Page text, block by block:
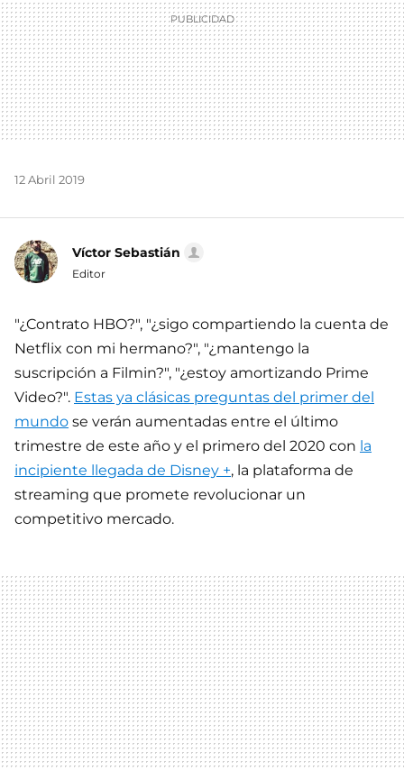
12 Abril 2019
Víctor Sebastián
Editor
"¿Contrato HBO?", "¿sigo compartiendo la cuenta de
Netflix con mi hermano?", "¿mantengo la
suscripción a Filmin?", "¿estoy amortizando Prime
Video?". Estas ya clásicas preguntas del primer del
mundo se verán aumentadas entre el último
trimestre de este año y el primero del 2020 con la
incipiente llegada de Disney +, la plataforma de
streaming que promete revolucionar un
competitivo mercado.